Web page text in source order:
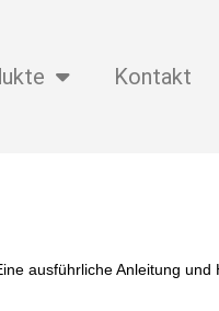
Kontakt
ausführliche Anleitung